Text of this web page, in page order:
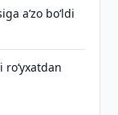
aʼzo bo‘ldi